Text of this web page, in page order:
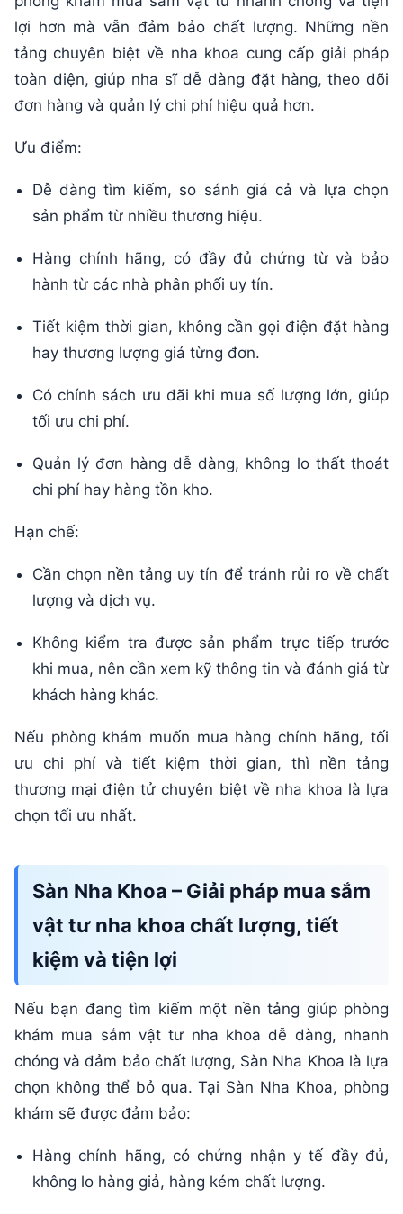
lợi hơn mà vẫn đảm bảo chất lượng. Những nền
tảng chuyên biệt về nha khoa cung cấp giải pháp
toàn diện, giúp nha sĩ dễ dàng đặt hàng, theo dõi
đơn hàng và quản lý chi phí hiệu quả hơn.
Ưu điểm:
Dễ dàng tìm kiếm, so sánh giá cả và lựa chọn
sản phẩm từ nhiều thương hiệu.
Hàng chính hãng, có đầy đủ chứng từ và bảo
hành từ các nhà phân phối uy tín.
Tiết kiệm thời gian, không cần gọi điện đặt hàng
hay thương lượng giá từng đơn.
Có chính sách ưu đãi khi mua số lượng lớn, giúp
tối ưu chi phí.
Quản lý đơn hàng dễ dàng, không lo thất thoát
chi phí hay hàng tồn kho.
Hạn chế:
Cần chọn nền tảng uy tín để tránh rủi ro về chất
lượng và dịch vụ.
Không kiểm tra được sản phẩm trực tiếp trước
khi mua, nên cần xem kỹ thông tin và đánh giá từ
khách hàng khác.
Nếu phòng khám muốn mua hàng chính hãng, tối
ưu chi phí và tiết kiệm thời gian, thì nền tảng
thương mại điện tử chuyên biệt về nha khoa là lựa
chọn tối ưu nhất.
Sàn Nha Khoa – Giải pháp mua sắm
vật tư nha khoa chất lượng, tiết
kiệm và tiện lợi
Nếu bạn đang tìm kiếm một nền tảng giúp phòng
khám mua sắm vật tư nha khoa dễ dàng, nhanh
chóng và đảm bảo chất lượng, Sàn Nha Khoa là lựa
chọn không thể bỏ qua. Tại Sàn Nha Khoa, phòng
khám sẽ được đảm bảo:
Hàng chính hãng, có chứng nhận y tế đầy đủ,
không lo hàng giả, hàng kém chất lượng.